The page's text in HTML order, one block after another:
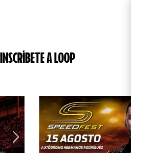
INSCRÍBETE A LOOP